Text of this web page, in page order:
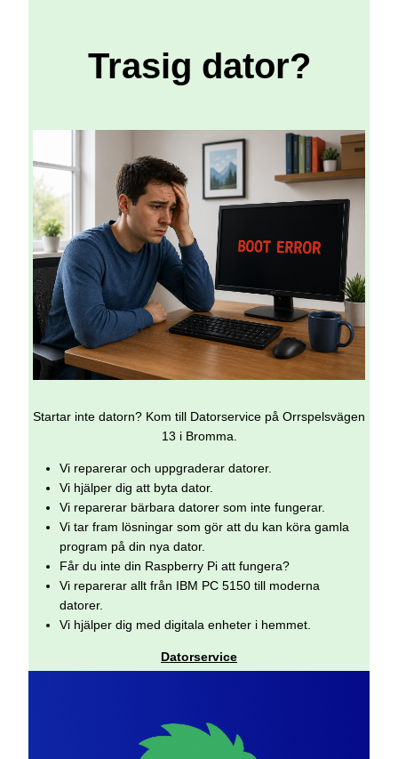
Trasig dator?
Startar inte datorn? Kom till Datorservice på Orrspelsvägen
13 i Bromma.
Vi reparerar och uppgraderar datorer.
Vi hjälper dig att byta dator.
Vi reparerar bärbara datorer som inte fungerar.
Vi tar fram lösningar som gör att du kan köra gamla
program på din nya dator.
Får du inte din Raspberry Pi att fungera?
Vi reparerar allt från IBM PC 5150 till moderna
datorer.
Vi hjälper dig med digitala enheter i hemmet.
Datorservice